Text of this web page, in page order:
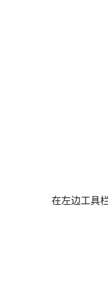
在左边工具